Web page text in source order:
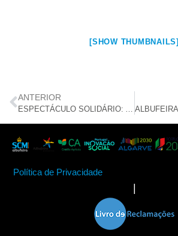
[SHOW THUMBNAILS]
ANTERIOR
ESPECTÁCULO SOLIDÁRIO: A CANTORA CARECA
Política de Privacidade
|